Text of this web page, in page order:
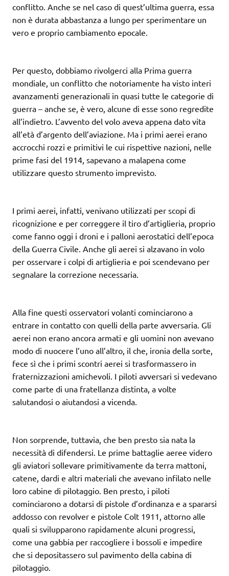
conflitto. Anche se nel caso di quest’ultima guerra, essa
non è durata abbastanza a lungo per sperimentare un
vero e proprio cambiamento epocale.
Per questo, dobbiamo rivolgerci alla Prima guerra
mondiale, un conflitto che notoriamente ha visto interi
avanzamenti generazionali in quasi tutte le categorie di
guerra – anche se, è vero, alcune di esse sono regredite
all’indietro. L’avvento del volo aveva appena dato vita
all’età d’argento dell’aviazione. Ma i primi aerei erano
accrocchi rozzi e primitivi le cui rispettive nazioni, nelle
prime fasi del 1914, sapevano a malapena come
utilizzare questo strumento imprevisto.
I primi aerei, infatti, venivano utilizzati per scopi di
ricognizione e per correggere il tiro d’artiglieria, proprio
come fanno oggi i droni e i palloni aerostatici dell’epoca
della Guerra Civile. Anche gli aerei si alzavano in volo
per osservare i colpi di artiglieria e poi scendevano per
segnalare la correzione necessaria.
Alla fine questi osservatori volanti cominciarono a
entrare in contatto con quelli della parte avversaria. Gli
aerei non erano ancora armati e gli uomini non avevano
modo di nuocere l’uno all’altro, il che, ironia della sorte,
fece sì che i primi scontri aerei si trasformassero in
fraternizzazioni amichevoli. I piloti avversari si vedevano
come parte di una fratellanza distinta, a volte
salutandosi o aiutandosi a vicenda.
Non sorprende, tuttavia, che ben presto sia nata la
necessità di difendersi. Le prime battaglie aeree videro
gli aviatori sollevare primitivamente da terra mattoni,
catene, dardi e altri materiali che avevano infilato nelle
loro cabine di pilotaggio. Ben presto, i piloti
cominciarono a dotarsi di pistole d’ordinanza e a spararsi
addosso con revolver e pistole Colt 1911, attorno alle
quali si svilupparono rapidamente alcuni progressi,
come una gabbia per raccogliere i bossoli e impedire
che si depositassero sul pavimento della cabina di
pilotaggio.